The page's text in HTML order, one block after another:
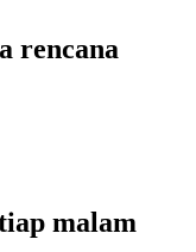
rencana
malam